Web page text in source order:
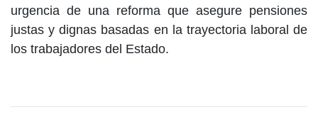
urgencia de una reforma que asegure pensiones
justas y dignas basadas en la trayectoria laboral de
los trabajadores del Estado.